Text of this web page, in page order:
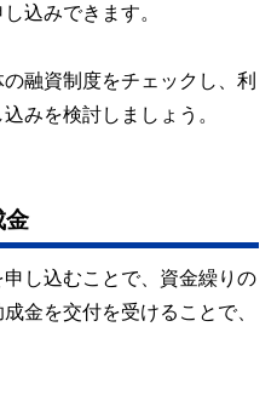
込みできます。
融資制度をチェックし、利
みを検討しましょう。
金
し込むことで、資金繰りの
金を交付を受けることで、